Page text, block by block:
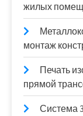
жилых
монтаж
Печать
прямой
Система